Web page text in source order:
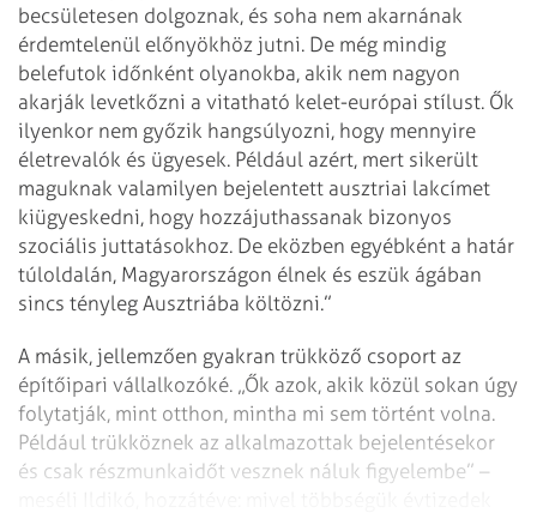
becsületesen dolgoznak, és soha nem akarnának
érdemtelenül előnyökhöz jutni. De még mindig
belefutok időnként olyanokba, akik nem nagyon
akarják levetkőzni a vitatható kelet-európai stílust. Ők
ilyenkor nem győzik hangsúlyozni, hogy mennyire
életrevalók és ügyesek. Például azért, mert sikerült
maguknak valamilyen bejelentett ausztriai lakcímet
kiügyeskedni, hogy hozzájuthassanak bizonyos
szociális juttatásokhoz. De eközben egyébként a határ
túloldalán, Magyarországon élnek és eszük ágában
sincs tényleg Ausztriába költözni.”
A másik, jellemzően gyakran trükköző csoport az
építőipari vállalkozóké. „Ők azok, akik közül sokan úgy
folytatják, mint otthon, mintha mi sem történt volna.
Például trükköznek az alkalmazottak bejelentésekor
és csak részmunkaidőt vesznek náluk figyelembe” –